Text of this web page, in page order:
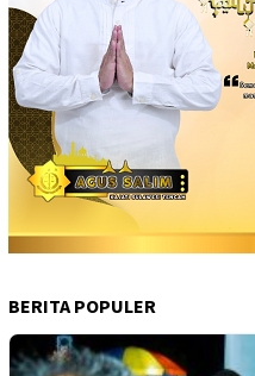
BERITA POPULER